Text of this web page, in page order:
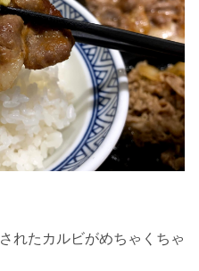
れたカルビがめちゃくちゃ